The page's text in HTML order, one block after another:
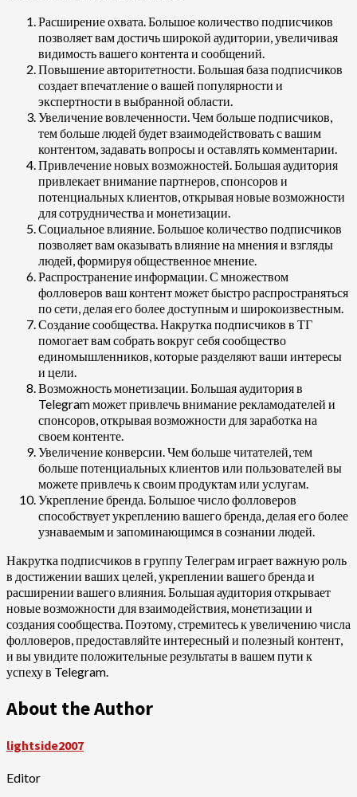
Расширение охвата. Большое количество подписчиков
позволяет вам достичь широкой аудитории, увеличивая
видимость вашего контента и сообщений.
Повышение авторитетности. Большая база подписчиков
создает впечатление о вашей популярности и
экспертности в выбранной области.
Увеличение вовлеченности. Чем больше подписчиков,
тем больше людей будет взаимодействовать с вашим
контентом, задавать вопросы и оставлять комментарии.
Привлечение новых возможностей. Большая аудитория
привлекает внимание партнеров, спонсоров и
потенциальных клиентов, открывая новые возможности
для сотрудничества и монетизации.
Социальное влияние. Большое количество подписчиков
позволяет вам оказывать влияние на мнения и взгляды
людей, формируя общественное мнение.
Распространение информации. С множеством
фолловеров ваш контент может быстро распространяться
по сети, делая его более доступным и широкоизвестным.
Создание сообщества. Накрутка подписчиков в ТГ
помогает вам собрать вокруг себя сообщество
единомышленников, которые разделяют ваши интересы
и цели.
Возможность монетизации. Большая аудитория в
Telegram может привлечь внимание рекламодателей и
спонсоров, открывая возможности для заработка на
своем контенте.
Увеличение конверсии. Чем больше читателей, тем
больше потенциальных клиентов или пользователей вы
можете привлечь к своим продуктам или услугам.
Укрепление бренда. Большое число фолловеров
способствует укреплению вашего бренда, делая его более
узнаваемым и запоминающимся в сознании людей.
Накрутка подписчиков в группу Телеграм играет важную роль
в достижении ваших целей, укреплении вашего бренда и
расширении вашего влияния. Большая аудитория открывает
новые возможности для взаимодействия, монетизации и
создания сообщества. Поэтому, стремитесь к увеличению числа
фолловеров, предоставляйте интересный и полезный контент,
и вы увидите положительные результаты в вашем пути к
успеху в Telegram.
About the Author
lightside2007
Editor